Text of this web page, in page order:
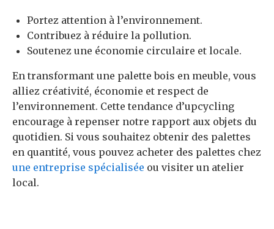
Portez attention à l’environnement.
Contribuez à réduire la pollution.
Soutenez une économie circulaire et locale.
En transformant une palette bois en meuble, vous
alliez créativité, économie et respect de
l’environnement. Cette tendance d’upcycling
encourage à repenser notre rapport aux objets du
quotidien. Si vous souhaitez obtenir des palettes
en quantité, vous pouvez acheter des palettes chez
une entreprise spécialisée ou visiter un atelier
local.